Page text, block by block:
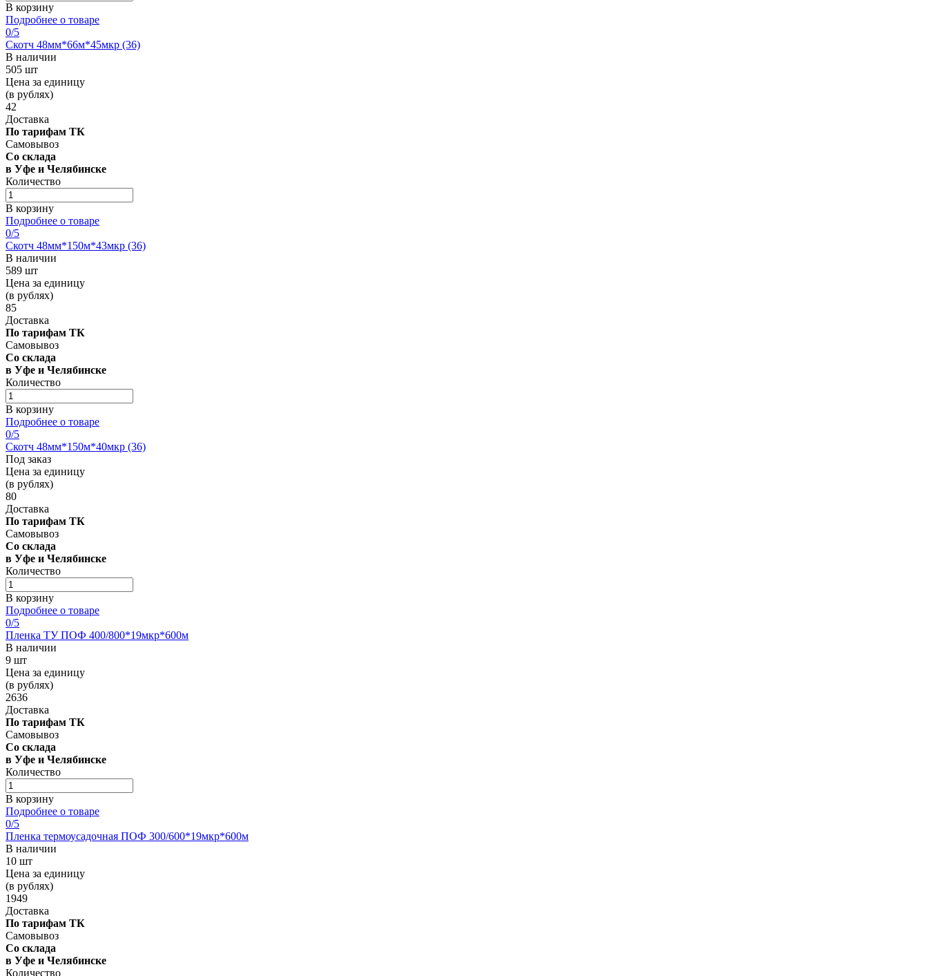
В корзину
Подробнее о товаре
0/5
Скотч 48мм*66м*45мкр (36)
В наличии
505 шт
Цена за единицу
(в рублях)
42
Доставка
По тарифам ТК
Самовывоз
Со склада
в Уфе и Челябинске
Количество
В корзину
Подробнее о товаре
0/5
Скотч 48мм*150м*43мкр (36)
В наличии
589 шт
Цена за единицу
(в рублях)
85
Доставка
По тарифам ТК
Самовывоз
Со склада
в Уфе и Челябинске
Количество
В корзину
Подробнее о товаре
0/5
Скотч 48мм*150м*40мкр (36)
Под заказ
Цена за единицу
(в рублях)
80
Доставка
По тарифам ТК
Самовывоз
Со склада
в Уфе и Челябинске
Количество
В корзину
Подробнее о товаре
0/5
Пленка ТУ ПОФ 400/800*19мкр*600м
В наличии
9 шт
Цена за единицу
(в рублях)
2636
Доставка
По тарифам ТК
Самовывоз
Со склада
в Уфе и Челябинске
Количество
В корзину
Подробнее о товаре
0/5
Пленка термоусадочная ПОФ 300/600*19мкр*600м
В наличии
10 шт
Цена за единицу
(в рублях)
1949
Доставка
По тарифам ТК
Самовывоз
Со склада
в Уфе и Челябинске
Количество